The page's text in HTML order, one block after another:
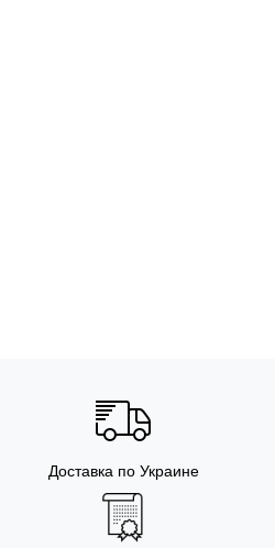
Доставка по Украине